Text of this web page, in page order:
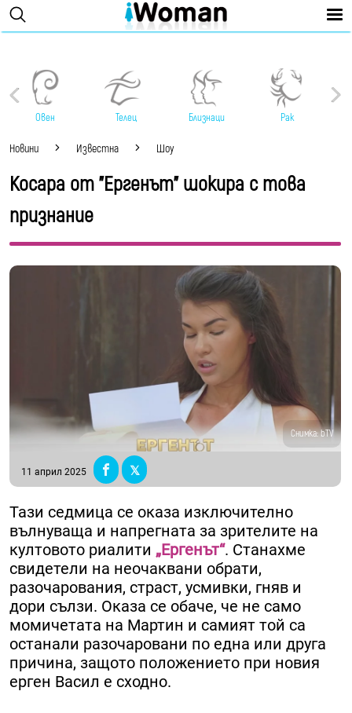
Овен Телец Близнаци Рак
Новини Известна Шоу
Косара от "Ергенът" шокира с това
признание
Снимка: bTV
11 април 2025
Тази седмица се оказа изключително
вълнуваща и напрегната за зрителите на
култовото риалити „Ергенът“. Станахме
свидетели на неочаквани обрати,
разочарования, страст, усмивки, гняв и
дори сълзи. Оказа се обаче, че не само
момичетата на Мартин и самият той са
останали разочаровани по една или друга
причина, защото положението при новия
ерген Васил е сходно.